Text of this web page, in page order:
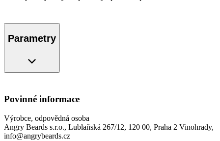
Parametry
Povinné informace
Výrobce, odpovědná osoba
Angry Beards s.r.o., Lublaňská 267/12, 120 00, Praha 2 Vinohrady,
info@angrybeards.cz